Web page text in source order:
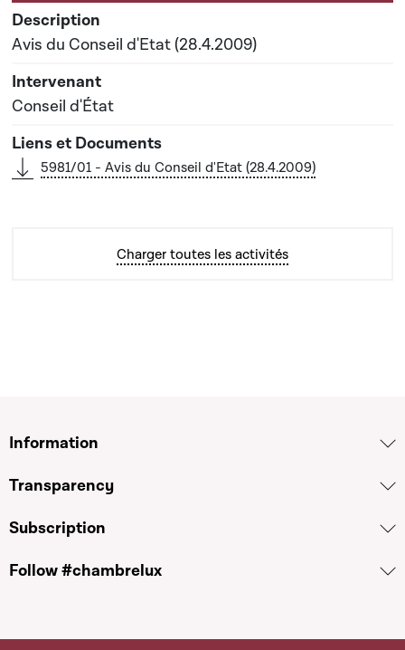
Avis du Conseil d'Etat (28.4.2009)
Conseil d'État
5981/01 - Avis du Conseil d'Etat (28.4.2009)
Charger toutes les activités
Information
Transparency
Subscription
Follow #chambrelux